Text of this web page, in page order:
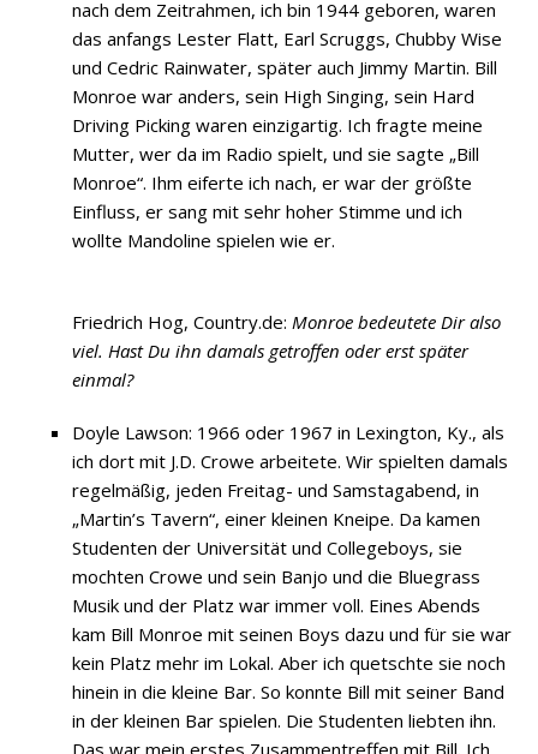
nach dem Zeitrahmen, ich bin 1944 geboren, waren
das anfangs Lester Flatt, Earl Scruggs, Chubby Wise
und Cedric Rainwater, später auch Jimmy Martin. Bill
Monroe war anders, sein High Singing, sein Hard
Driving Picking waren einzigartig. Ich fragte meine
Mutter, wer da im Radio spielt, und sie sagte „Bill
Monroe“. Ihm eiferte ich nach, er war der größte
Einfluss, er sang mit sehr hoher Stimme und ich
wollte Mandoline spielen wie er.
Friedrich Hog, Country.de: Monroe bedeutete Dir also
viel. Hast Du ihn damals getroffen oder erst später
einmal?
Doyle Lawson: 1966 oder 1967 in Lexington, Ky., als
ich dort mit J.D. Crowe arbeitete. Wir spielten damals
regelmäßig, jeden Freitag- und Samstagabend, in
„Martin’s Tavern“, einer kleinen Kneipe. Da kamen
Studenten der Universität und Collegeboys, sie
mochten Crowe und sein Banjo und die Bluegrass
Musik und der Platz war immer voll. Eines Abends
kam Bill Monroe mit seinen Boys dazu und für sie war
kein Platz mehr im Lokal. Aber ich quetschte sie noch
hinein in die kleine Bar. So konnte Bill mit seiner Band
in der kleinen Bar spielen. Die Studenten liebten ihn.